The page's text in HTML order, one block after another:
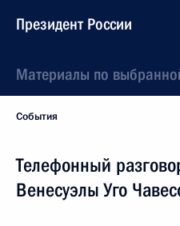
Президент России
Материалы по
События
Телефонный
Венесуэлы Уго